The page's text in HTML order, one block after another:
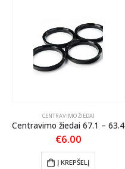
CENTRAVIMO ŽIEDAI
Centravimo žiedai 67.1 – 63.4
€6.00
Į KREPŠELĮ